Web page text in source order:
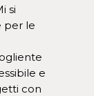
si
per le
e
con